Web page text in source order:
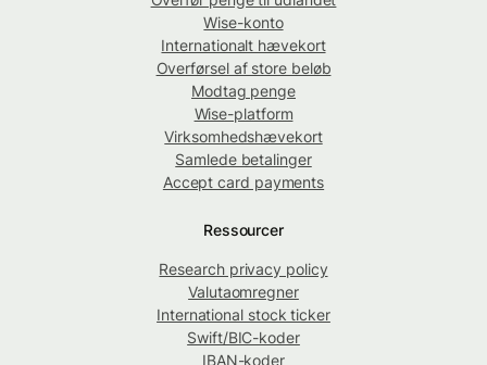
Wise-konto
Internationalt hævekort
Overførsel af store beløb
Modtag penge
Wise-platform
Virksomhedshævekort
Samlede betalinger
Accept card payments
Ressourcer
Research privacy policy
Valutaomregner
International stock ticker
Swift/BIC-koder
IBAN-koder